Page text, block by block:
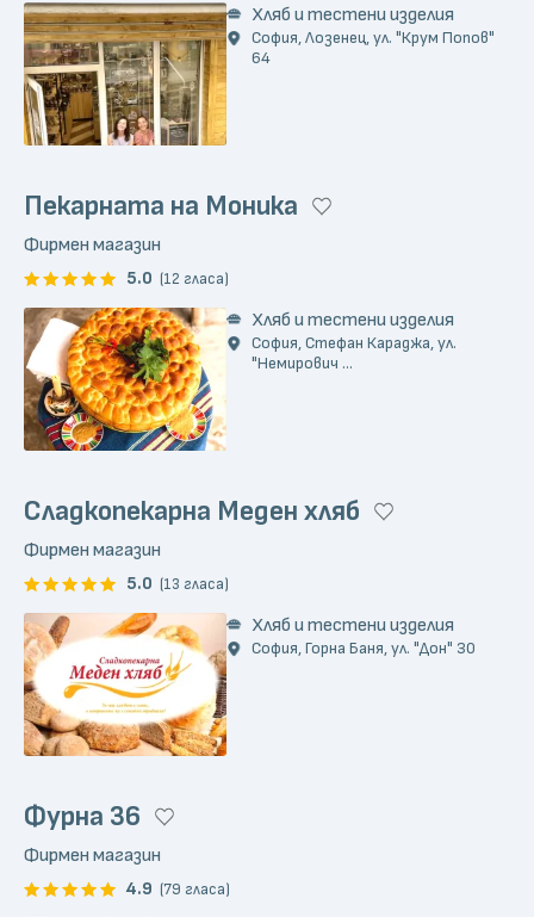
Хляб и тестени изделия
София, Лозенец, ул. "Крум Попов"
64
Пекарната на Моника
Фирмен магазин
5.0 (12 гласа)
Хляб и тестени изделия
София, Стефан Караджа, ул.
"Немирович ...
Сладкопекарна Меден хляб
Фирмен магазин
5.0 (13 гласа)
Хляб и тестени изделия
София, Горна Баня, ул. "Дон" 30
Фурна 36
Фирмен магазин
4.9 (79 гласа)